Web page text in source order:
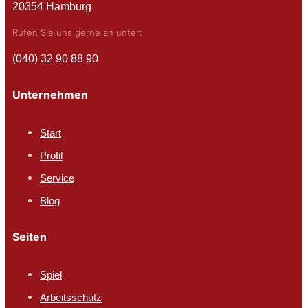
20354 Hamburg
Rufen Sie uns gerne an unter:
(040) 32 90 88 90
Unternehmen
Start
Profil
Service
Blog
Seiten
Spiel
Arbeitsschutz​